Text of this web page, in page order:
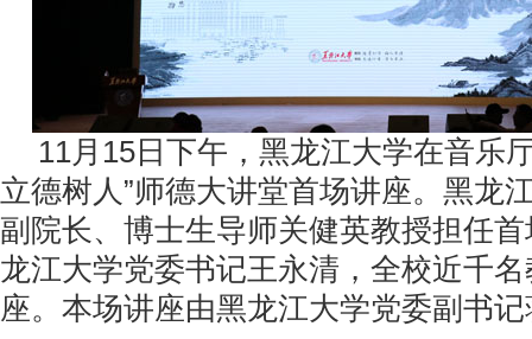
11月15日下午，黑龙江大学在音乐
立德树人”师德大讲堂首场讲座。黑龙
副院长、博士生导师关健英教授担任
龙江大学党委书记王永清，全校近千
座。本场讲座由黑龙江大学党委副书